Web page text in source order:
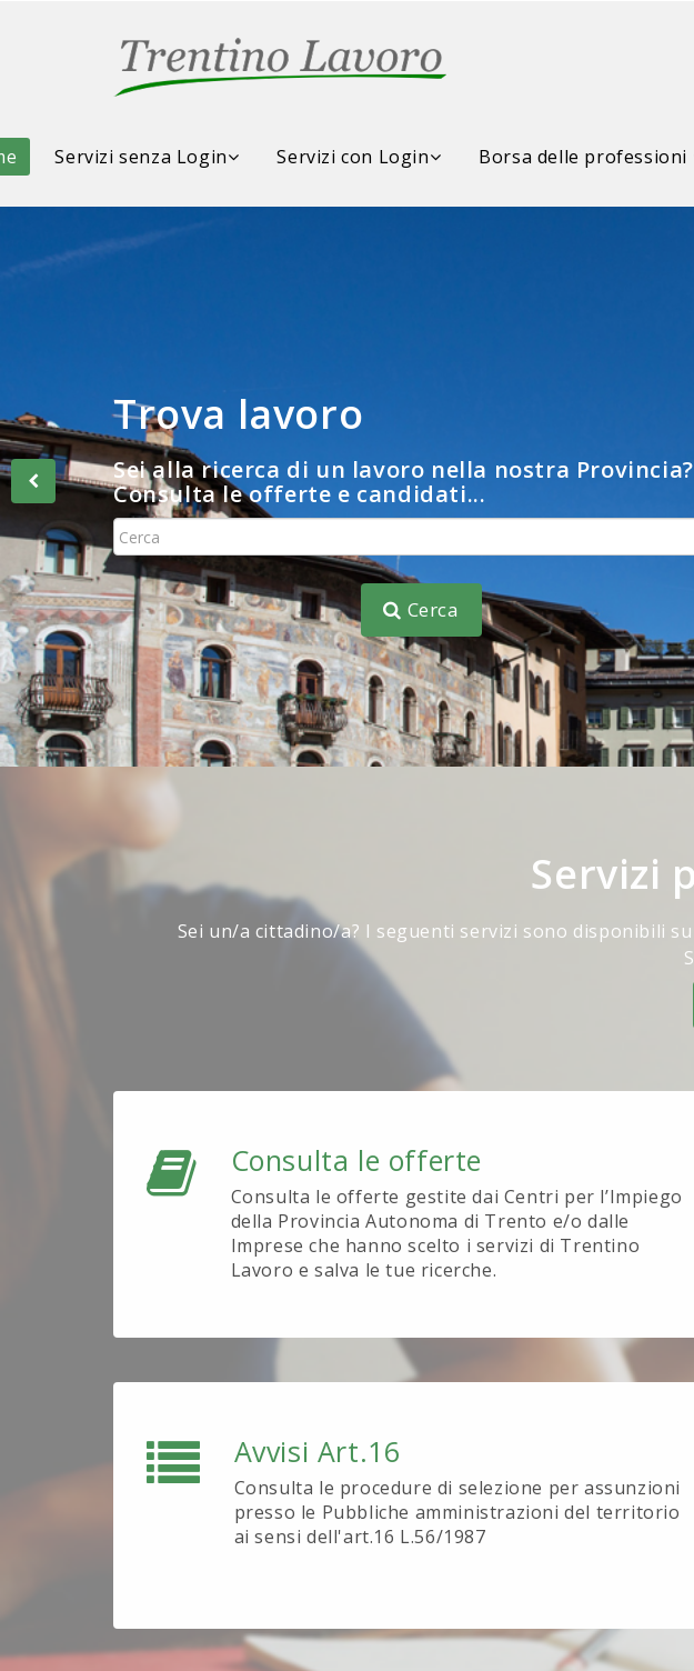
Servizi senza Login Servizi con Login Borsa delle professioni
Trova lavoro
Sei alla ricerca di un lavoro nella nostra Provincia?
Consulta le offerte e candidati...
Cerca
Consulta la Borsa delle
Consulta
Servizi
Sei un/a cittadino/a? I seguenti servizi sono disponibili
Consulta le offerte
Consulta le offerte gestite dai Centri per l’Impiego
della Provincia Autonoma di Trento e/o dalle
Imprese che hanno scelto i servizi di Trentino
Lavoro e salva le tue ricerche.
Avvisi Art.16
Consulta le procedure di selezione per assunzioni
presso le Pubbliche amministrazioni del territorio
ai sensi dell'art.16 L.56/1987